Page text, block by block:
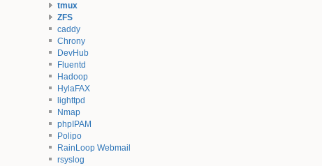
tmux
ZFS
caddy
Chrony
DevHub
Fluentd
Hadoop
HylaFAX
lighttpd
Nmap
phpIPAM
Polipo
RainLoop Webmail
rsyslog